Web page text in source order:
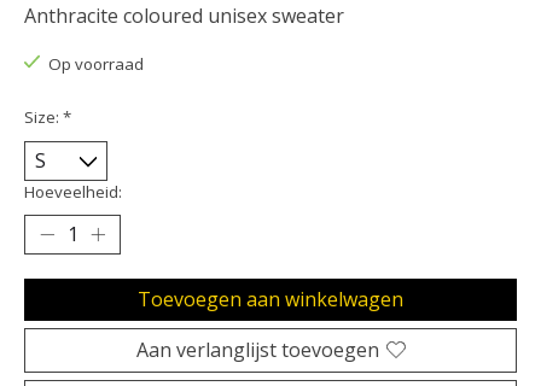
Anthracite coloured unisex sweater
Op voorraad
Size: *
Hoeveelheid:
Toevoegen aan winkelwagen
Aan verlanglijst toevoegen